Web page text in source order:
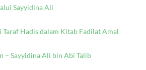
Sayyidina Ali
Taraf Hadis dalam Kitab Fadilat Amal
– Sayyidina Ali bin Abi Talib